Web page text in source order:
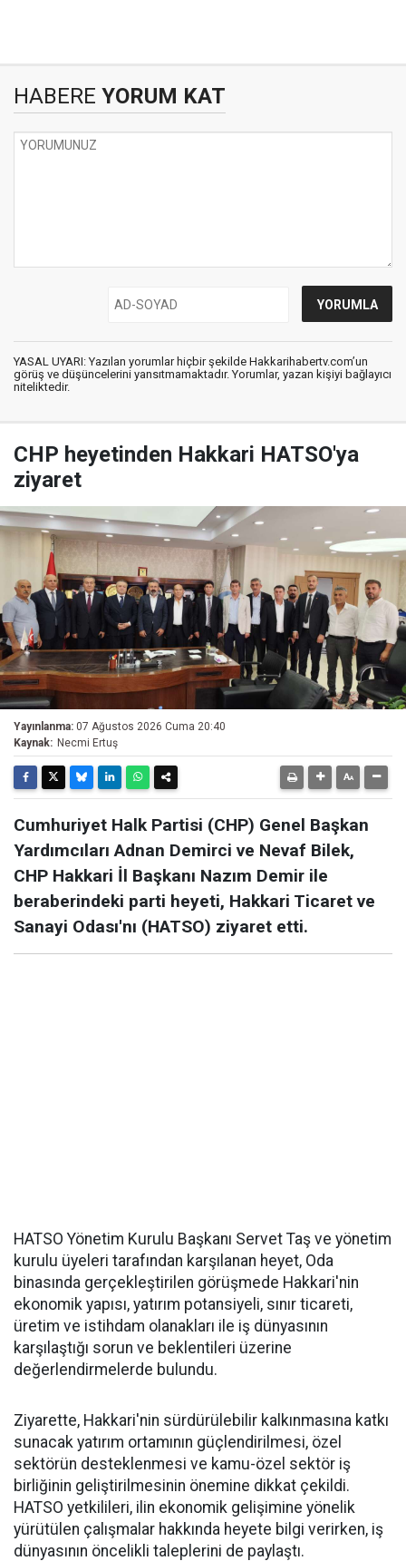
HABERE YORUM KAT
YASAL UYARI: Yazılan yorumlar hiçbir şekilde Hakkarihabertv.com’un
görüş ve düşüncelerini yansıtmamaktadır. Yorumlar, yazan kişiyi bağlayıcı
niteliktedir.
CHP heyetinden Hakkari HATSO'ya
ziyaret
Yayınlanma: 07 Ağustos 2026 Cuma 20:40
Kaynak: Necmi Ertuş
Cumhuriyet Halk Partisi (CHP) Genel Başkan
Yardımcıları Adnan Demirci ve Nevaf Bilek,
CHP Hakkari İl Başkanı Nazım Demir ile
beraberindeki parti heyeti, Hakkari Ticaret ve
Sanayi Odası'nı (HATSO) ziyaret etti.
HATSO Yönetim Kurulu Başkanı Servet Taş ve yönetim
kurulu üyeleri tarafından karşılanan heyet, Oda
binasında gerçekleştirilen görüşmede Hakkari'nin
ekonomik yapısı, yatırım potansiyeli, sınır ticareti,
üretim ve istihdam olanakları ile iş dünyasının
karşılaştığı sorun ve beklentileri üzerine
değerlendirmelerde bulundu.
Ziyarette, Hakkari'nin sürdürülebilir kalkınmasına katkı
sunacak yatırım ortamının güçlendirilmesi, özel
sektörün desteklenmesi ve kamu-özel sektör iş
birliğinin geliştirilmesinin önemine dikkat çekildi.
HATSO yetkilileri, ilin ekonomik gelişimine yönelik
yürütülen çalışmalar hakkında heyete bilgi verirken, iş
dünyasının öncelikli taleplerini de paylaştı.